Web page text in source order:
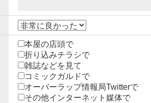
本屋の店頭で
折り込みチラシで
雑誌などを見て
コミックガルドで
オーバーラップ情報局Twitterで
その他インターネット媒体で